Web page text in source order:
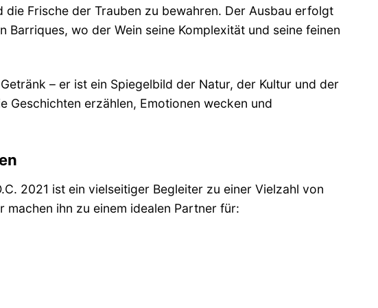
Frische der Trauben zu bewahren. Der Ausbau erfolgt
wo der Wein seine Komplexität und seine feinen
– er ist ein Spiegelbild der Natur, der Kultur und der
Geschichten erzählen, Emotionen wecken und
2021 ist ein vielseitiger Begleiter zu einer Vielzahl von
ihn zu einem idealen Partner für: